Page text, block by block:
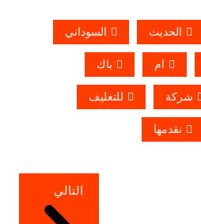
الحديث السوداني
ام باك
شركة للتغليف
نقدمها
التالي